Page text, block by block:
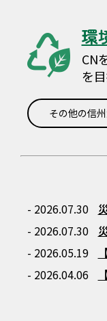
環
CN
を
その他の信
- 2026.07.30
- 2026.07.30
- 2026.05.19
- 2026.04.06